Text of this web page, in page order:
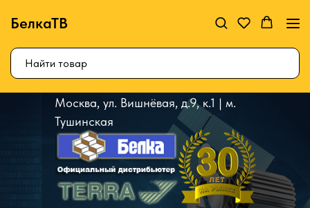
БелкаТВ
Москва, ул. Вишнёвая, д.9, к.1 | м.
Тушинская